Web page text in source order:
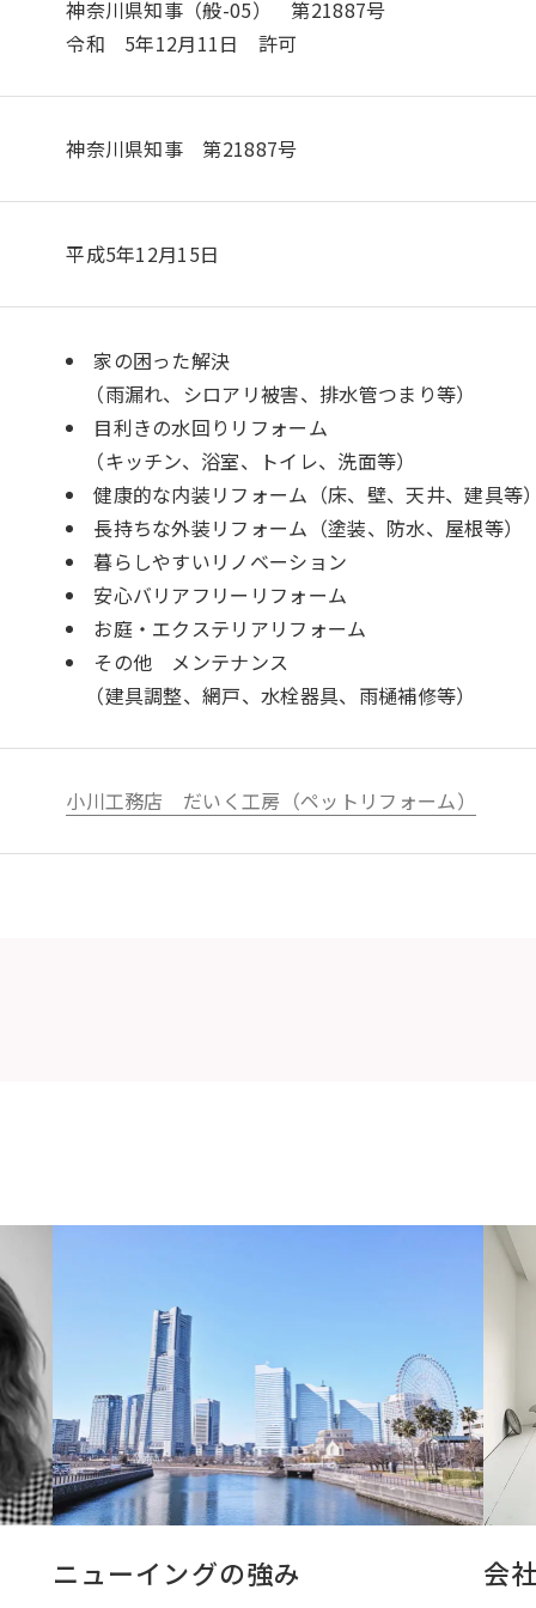
神奈川県知事（般-05） 第21887号
令和 5年12月11日 許可
神奈川県知事 第21887号
平成5年12月15日
家の困った解決
（雨漏れ、シロアリ被害、排水管つまり等）
目利きの水回りリフォーム
（キッチン、浴室、トイレ、洗面等）
健康的な内装リフォーム（床、壁、天井、建具等
長持ちな外装リフォーム（塗装、防水、屋根等）
暮らしやすいリノベーション
安心バリアフリーリフォーム
お庭・エクステリアリフォーム
その他 メンテナンス
（建具調整、網戸、水栓器具、雨樋補修等）
小川工務店 だいく工房（ペットリフォーム）
ニューイングの強み 会